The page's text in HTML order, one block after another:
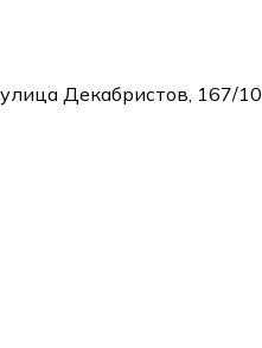
Декабристов, 167/10